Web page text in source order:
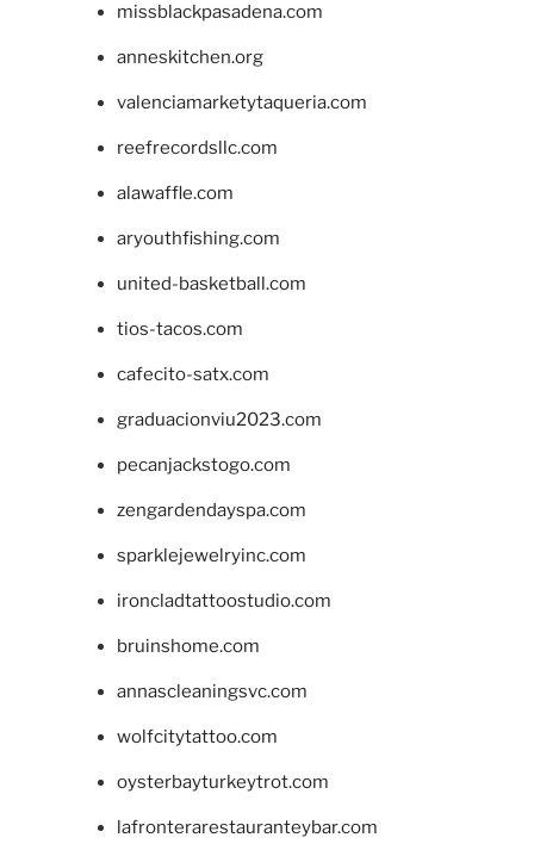
missblackpasadena.com
anneskitchen.org
valenciamarketytaqueria.com
reefrecordsllc.com
alawaffle.com
aryouthfishing.com
united-basketball.com
tios-tacos.com
cafecito-satx.com
graduacionviu2023.com
pecanjackstogo.com
zengardendayspa.com
sparklejewelryinc.com
ironcladtattoostudio.com
bruinshome.com
annascleaningsvc.com
wolfcitytattoo.com
oysterbayturkeytrot.com
lafronterarestauranteybar.com